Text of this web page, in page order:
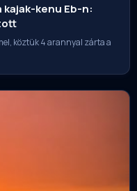
kenu Eb-n:
köztük 4 arannyal zárta a